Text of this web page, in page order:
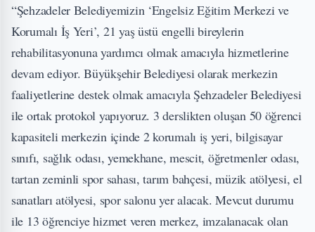
“Şehzadeler Belediyemizin ‘Engelsiz Eğitim Merkezi ve
Korumalı İş Yeri’, 21 yaş üstü engelli bireylerin
rehabilitasyonuna yardımcı olmak amacıyla hizmetlerine
devam ediyor. Büyükşehir Belediyesi olarak merkezin
faaliyetlerine destek olmak amacıyla Şehzadeler Belediyesi
ile ortak protokol yapıyoruz. 3 derslikten oluşan 50 öğrenci
kapasiteli merkezin içinde 2 korumalı iş yeri, bilgisayar
sınıfı, sağlık odası, yemekhane, mescit, öğretmenler odası,
tartan zeminli spor sahası, tarım bahçesi, müzik atölyesi, el
sanatları atölyesi, spor salonu yer alacak. Mevcut durumu
ile 13 öğrenciye hizmet veren merkez, imzalanacak olan